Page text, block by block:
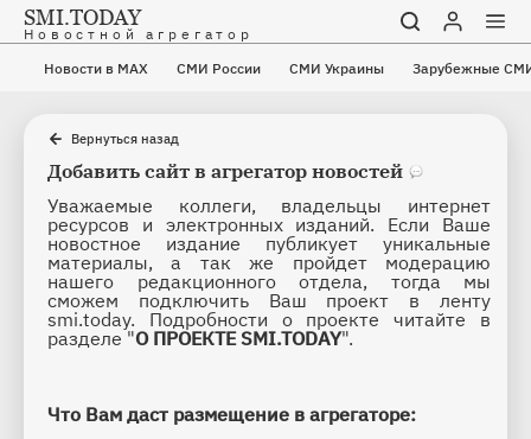
SMI.TODAY
Новостной агрегатор
Новости в MAX
СМИ России СМИ Украины Зарубежные
Вернуться назад
Добавить сайт в агрегатор новостей
Уважаемые коллеги, владельцы интернет
ресурсов и электронных изданий. Если Ваше
новостное издание публикует уникальные
материалы, а так же пройдет модерацию
нашего редакционного отдела, тогда мы
сможем подключить Ваш проект в ленту
smi.today. Подробности о проекте читайте в
разделе "О ПРОЕКТЕ SMI.TODAY".
Что Вам даст размещение в агрегаторе: